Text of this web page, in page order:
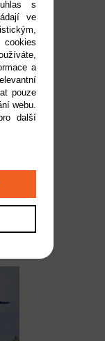
s
ve
a
pouze
webu.
další